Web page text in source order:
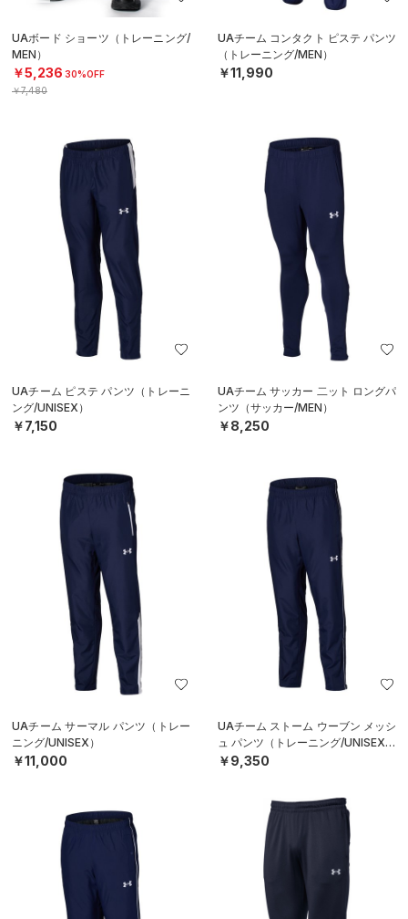
UAボード ショーツ（トレーニング/
MEN）
￥5,236 30%OFF
￥7,480
UAチーム コンタクト ピステ パンツ
（トレーニング/MEN）
￥11,990
UAチーム ピステ パンツ（トレーニ
ング/UNISEX）
￥7,150
UAチーム サッカー 二ット ロングパ
ンツ（サッカー/MEN）
￥8,250
UAチーム サーマル パンツ（トレー
ニング/UNISEX）
￥11,000
UAチーム ストーム ウーブン メッシ
ュ パンツ（トレーニング/UNISEX）
￥9,350